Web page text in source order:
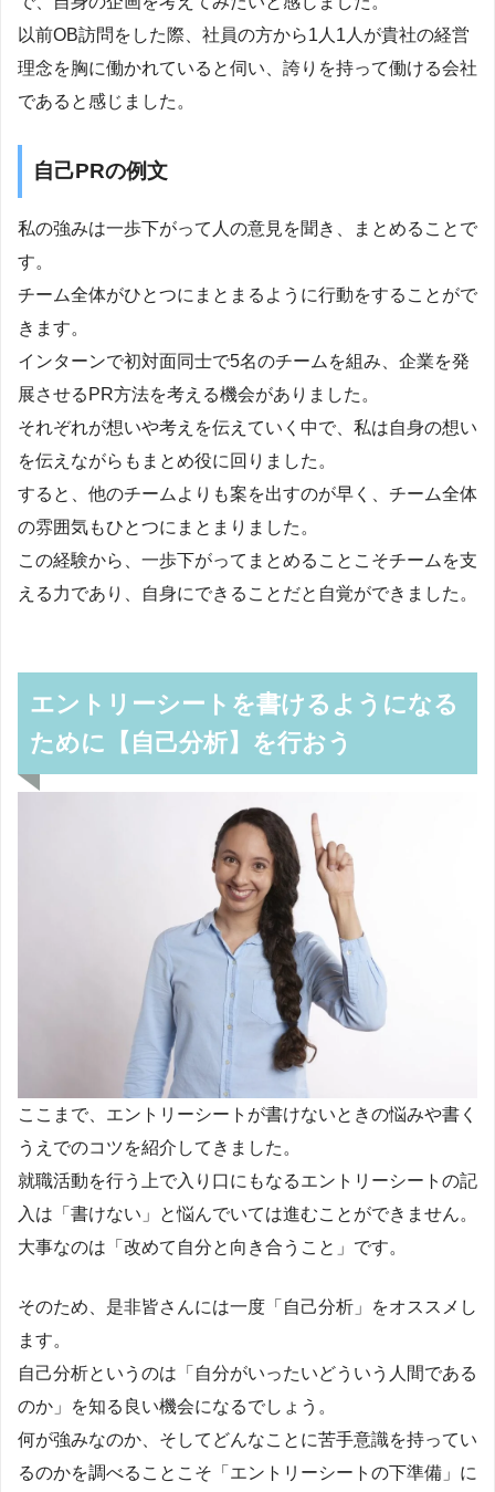
以前OB訪問をした際、社員の方から1人1人が貴社の経営
理念を胸に働かれていると伺い、誇りを持って働ける会社
であると感じました。
自己PRの例文
私の強みは一歩下がって人の意見を聞き、まとめることで
す。
チーム全体がひとつにまとまるように行動をすることがで
きます。
インターンで初対面同士で5名のチームを組み、企業を発
展させるPR方法を考える機会がありました。
それぞれが想いや考えを伝えていく中で、私は自身の想い
を伝えながらもまとめ役に回りました。
すると、他のチームよりも案を出すのが早く、チーム全体
の雰囲気もひとつにまとまりました。
この経験から、一歩下がってまとめることこそチームを支
える力であり、自身にできることだと自覚ができました。
エントリーシートを書けるようになる
ために【自己分析】を行おう
ここまで、エントリーシートが書けないときの悩みや書く
うえでのコツを紹介してきました。
就職活動を行う上で入り口にもなるエントリーシートの記
入は「書けない」と悩んでいては進むことができません。
大事なのは「改めて自分と向き合うこと」です。
そのため、是非皆さんには一度「自己分析」をオススメし
ます。
自己分析というのは「自分がいったいどういう人間である
のか」を知る良い機会になるでしょう。
何が強みなのか、そしてどんなことに苦手意識を持ってい
るのかを調べることこそ「エントリーシートの下準備」に